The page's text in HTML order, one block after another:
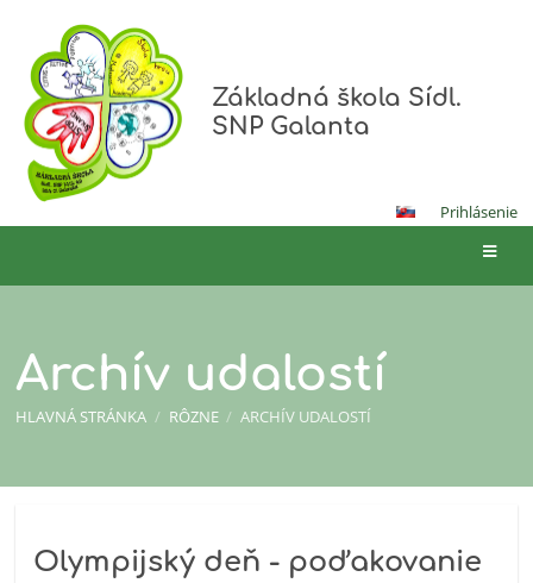
Základná škola Sídl.
SNP Galanta
Prihlásenie
Archív udalostí
HLAVNÁ STRÁNKA / RÔZNE / ARCHÍV UDALOSTÍ
udalostí
Olympijský deň - poďakovanie